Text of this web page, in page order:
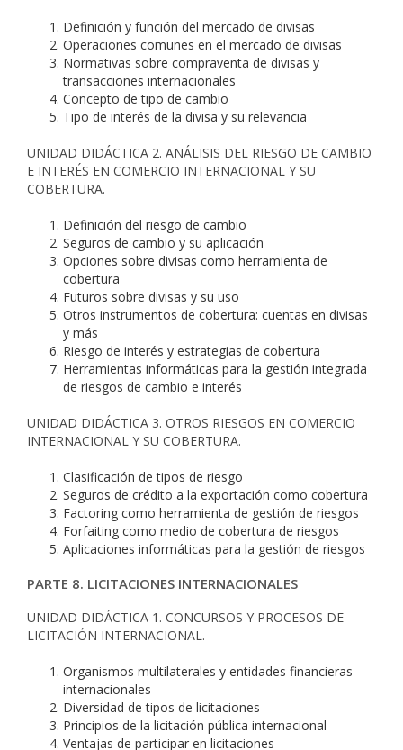
Definición y función del mercado de divisas
Operaciones comunes en el mercado de divisas
Normativas sobre compraventa de divisas y
transacciones internacionales
Concepto de tipo de cambio
Tipo de interés de la divisa y su relevancia
UNIDAD DIDÁCTICA 2. ANÁLISIS DEL RIESGO DE CAMBIO
E INTERÉS EN COMERCIO INTERNACIONAL Y SU
COBERTURA.
Definición del riesgo de cambio
Seguros de cambio y su aplicación
Opciones sobre divisas como herramienta de
cobertura
Futuros sobre divisas y su uso
Otros instrumentos de cobertura: cuentas en divisas
y más
Riesgo de interés y estrategias de cobertura
Herramientas informáticas para la gestión integrada
de riesgos de cambio e interés
UNIDAD DIDÁCTICA 3. OTROS RIESGOS EN COMERCIO
INTERNACIONAL Y SU COBERTURA.
Clasificación de tipos de riesgo
Seguros de crédito a la exportación como cobertura
Factoring como herramienta de gestión de riesgos
Forfaiting como medio de cobertura de riesgos
Aplicaciones informáticas para la gestión de riesgos
PARTE 8. LICITACIONES INTERNACIONALES
UNIDAD DIDÁCTICA 1. CONCURSOS Y PROCESOS DE
LICITACIÓN INTERNACIONAL.
Organismos multilaterales y entidades financieras
internacionales
Diversidad de tipos de licitaciones
Principios de la licitación pública internacional
Ventajas de participar en licitaciones